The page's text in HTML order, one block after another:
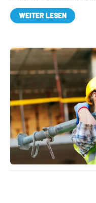
WEITER LESEN